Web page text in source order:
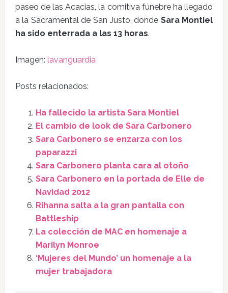
paseo de las Acacias, la comitiva fúnebre ha llegado
a la Sacramental de San Justo, donde Sara Montiel
ha sido enterrada a las 13 horas.
Imagen: lavanguardia
Posts relacionados:
Ha fallecido la artista Sara Montiel
El cambio de look de Sara Carbonero
Sara Carbonero se enzarza con los
paparazzi
Sara Carbonero planta cara al otoño
Sara Carbonero en la portada de Elle de
Navidad 2012
Rihanna salta a la gran pantalla con
Battleship
La colección de MAC en homenaje a
Marilyn Monroe
‘Mujeres del Mundo’ un homenaje a la
mujer trabajadora